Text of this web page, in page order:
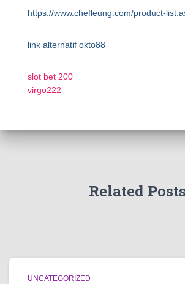
https://www.chefleung.com/product-
link alternatif okto88
slot bet 200
virgo222
Related Posts
UNCATEGORIZED